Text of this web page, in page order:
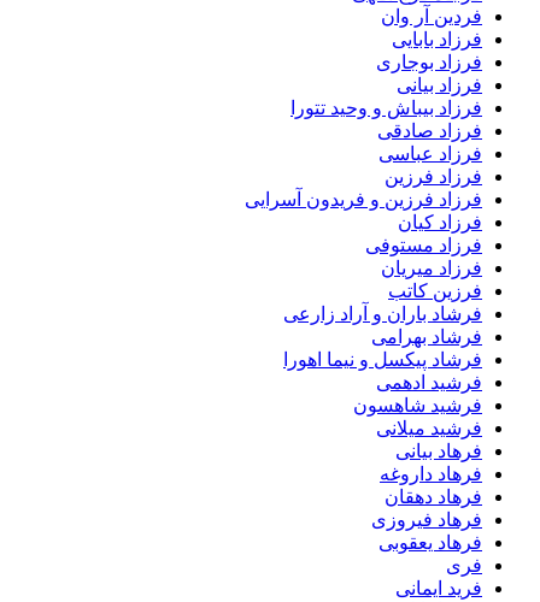
فردین آر وان
فرزاد بابایی
فرزاد بوجاری
فرزاد بیانی
فرزاد بیباش و وحید تتورا
فرزاد صادقی
فرزاد عباسی
فرزاد فرزین
فرزاد فرزین و فریدون آسرایی
فرزاد کیان
فرزاد مستوفی
فرزاد میریان
فرزین کاتب
فرشاد باران و آراد زارعی
فرشاد بهرامی
فرشاد پیکسل و نیما اهورا
فرشید ادهمی
فرشید شاهسون
فرشید میلانی
فرهاد بیانی
فرهاد داروغه
فرهاد دهقان
فرهاد فیروزی
فرهاد یعقوبی
فری
فرید ایمانی